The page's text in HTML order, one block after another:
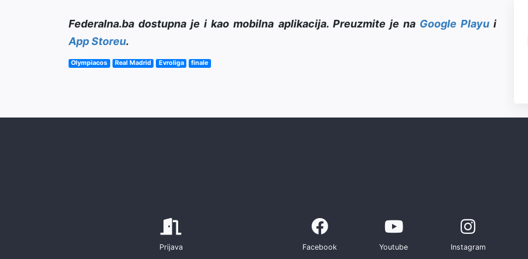
Federalna.ba dostupna je i kao mobilna aplikacija. Preuzmite je na Google Playui
App Storeu.
Olympiacos Real Madrid Evroliga finale
Prijava Facebook Youtube Instagram